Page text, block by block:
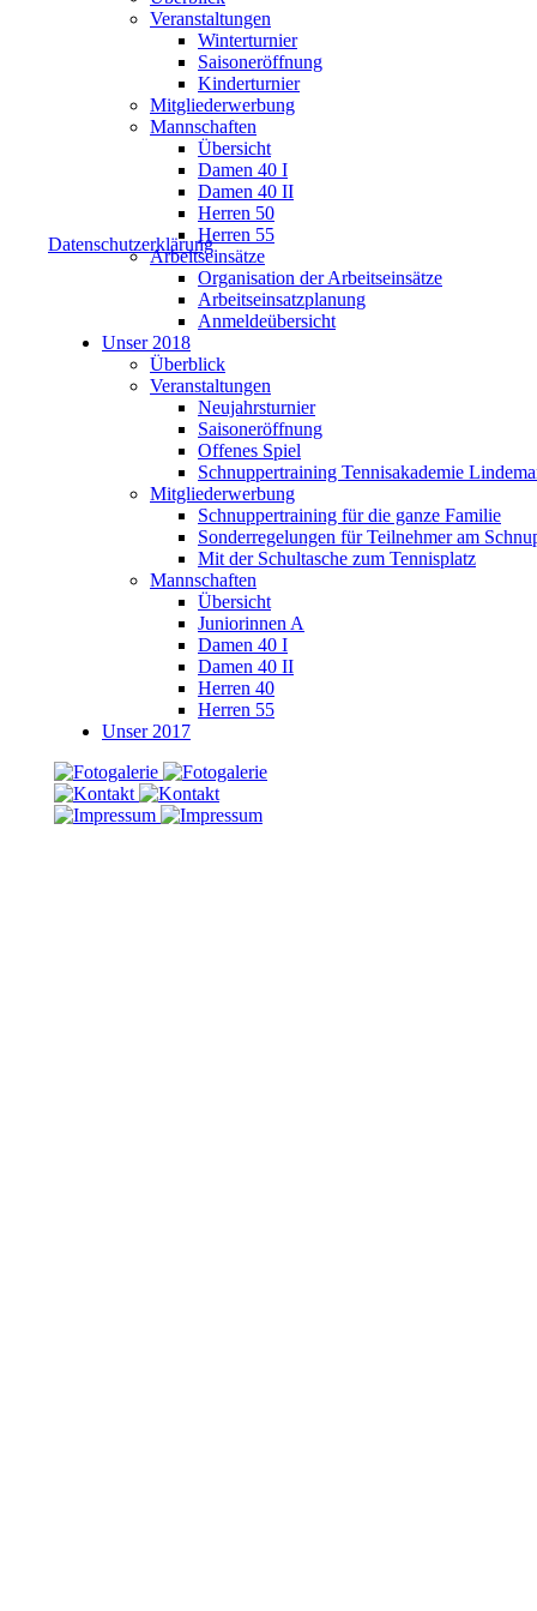
Datenschutzerklärung
Veranstaltungen
Winterturnier
Saisoneröffnung
Kinderturnier
Mitgliederwerbung
Mannschaften
Übersicht
Damen 40 I
Damen 40 II
Herren 50
Herren 55
Arbeitseinsätze
Organisation der Arbeitseinsätze
Arbeitseinsatzplanung
Anmeldeübersicht
Unser 2018
Überblick
Veranstaltungen
Neujahrsturnier
Saisoneröffnung
Offenes Spiel
Schnuppertraining Tennisakademie
Mitgliederwerbung
Schnuppertraining für die ganze Familie
Sonderregelungen für Teilnehmer am
Mit der Schultasche zum Tennisplatz
Mannschaften
Übersicht
Juniorinnen A
Damen 40 I
Damen 40 II
Herren 40
Herren 55
Unser 2017